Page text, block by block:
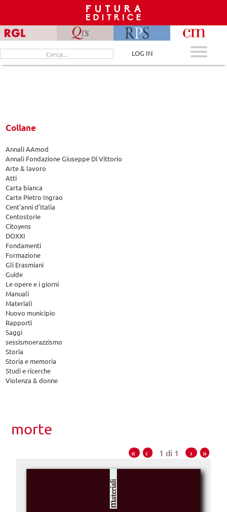
content
Cerca
per:
LOG IN
Collane
Annali AAmod
Annali Fondazione Giuseppe Di Vittorio
Arte & lavoro
Atti
Carta bianca
Carte Pietro Ingrao
Cent'anni d'Italia
Centostorie
Citoyens
DOXXI
Fondamenti
Formazione
Gli Erasmiani
Guide
Le opere e i giorni
Manuali
Materiali
Nuovo municipio
Rapporti
Saggi
sessismoerazzismo
Storia
Storia e memoria
Studi e ricerche
Violenza & donne
morte
« ‹ 1 di 1 › »